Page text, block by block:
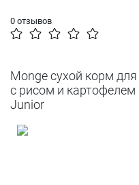
0 отзывов
Monge сухой корм
с рисом и картофелем
Junior